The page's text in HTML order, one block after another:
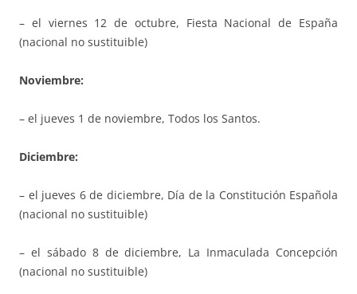
– el viernes 12 de octubre, Fiesta Nacional de España
(nacional no sustituible)
Noviembre:
– el jueves 1 de noviembre, Todos los Santos.
Diciembre:
– el jueves 6 de diciembre, Día de la Constitución Española
(nacional no sustituible)
– el sábado 8 de diciembre, La Inmaculada Concepción
(nacional no sustituible)